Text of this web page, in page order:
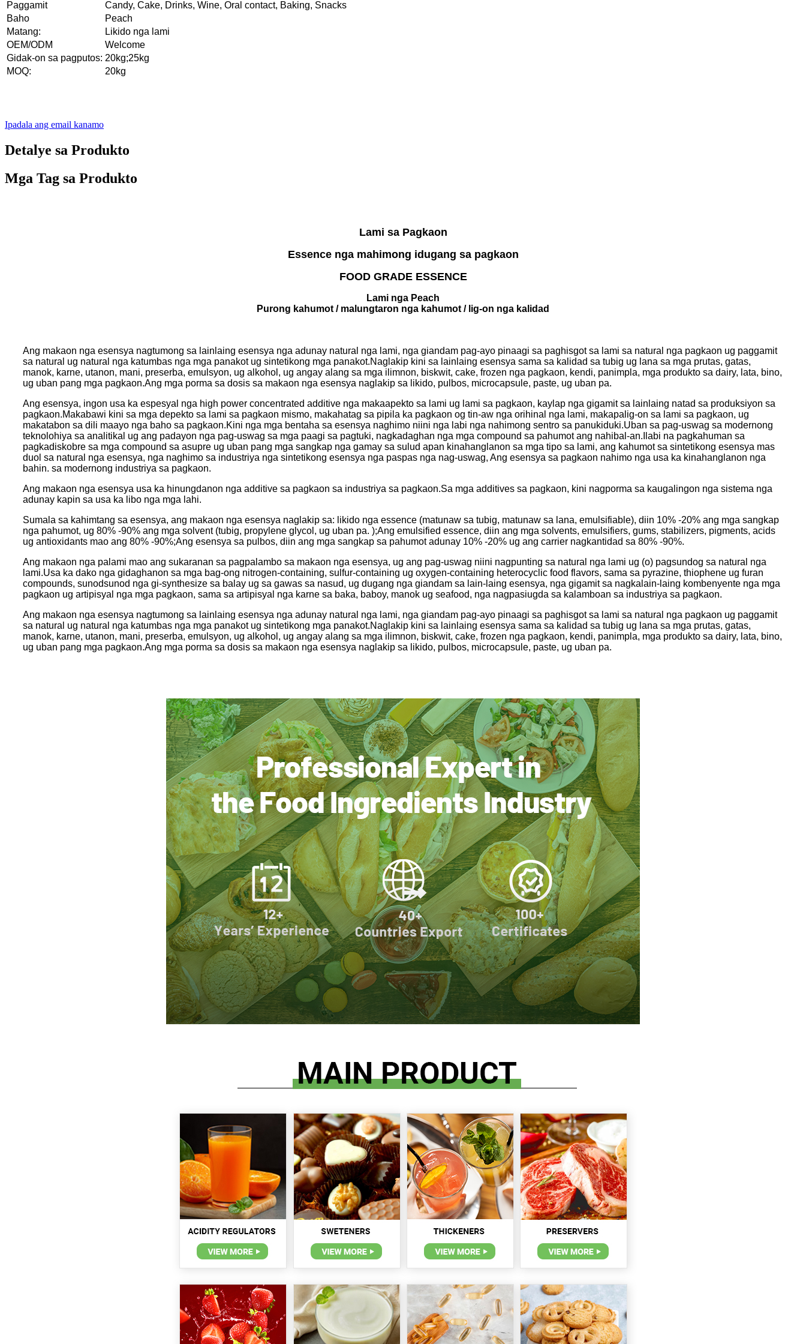
Paggamit
Candy, Cake, Drinks, Wine, Oral contact, Baking, Snacks
Baho
Peach
Matang:
Likido nga lami
OEM/ODM
Welcome
Gidak-on sa pagputos: 20kg;25kg
MOQ:
20kg
Ipadala ang email kanamo
Detalye sa Produkto
Mga Tag sa Produkto
Lami sa Pagkaon
Essence nga mahimong idugang sa pagkaon
FOOD GRADE ESSENCE
Lami nga Peach
Purong kahumot / malungtaron nga kahumot / lig-on nga kalidad
Ang makaon nga esensya nagtumong sa lainlaing esensya nga adunay natural nga lami, nga giandam pag-ayo pinaagi sa paghisgot sa lami sa natural nga pagkaon ug paggamit
sa natural ug natural nga katumbas nga mga panakot ug sintetikong mga panakot.Naglakip kini sa lainlaing esensya sama sa kalidad sa tubig ug lana sa mga prutas, gatas,
manok, karne, utanon, mani, preserba, emulsyon, ug alkohol, ug angay alang sa mga ilimnon, biskwit, cake, frozen nga pagkaon, kendi, panimpla, mga produkto sa dairy, lata, bino,
ug uban pang mga pagkaon.Ang mga porma sa dosis sa makaon nga esensya naglakip sa likido, pulbos, microcapsule, paste, ug uban pa.
Ang esensya, ingon usa ka espesyal nga high power concentrated additive nga makaapekto sa lami ug lami sa pagkaon, kaylap nga gigamit sa lainlaing natad sa produksiyon sa
pagkaon.Makabawi kini sa mga depekto sa lami sa pagkaon mismo, makahatag sa pipila ka pagkaon og tin-aw nga orihinal nga lami, makapalig-on sa lami sa pagkaon, ug
makatabon sa dili maayo nga baho sa pagkaon.Kini nga mga bentaha sa esensya naghimo niini nga labi nga nahimong sentro sa panukiduki.Uban sa pag-uswag sa modernong
teknolohiya sa analitikal ug ang padayon nga pag-uswag sa mga paagi sa pagtuki, nagkadaghan nga mga compound sa pahumot ang nahibal-an.Ilabi na pagkahuman sa
pagkadiskobre sa mga compound sa asupre ug uban pang mga sangkap nga gamay sa sulud apan kinahanglanon sa mga tipo sa lami, ang kahumot sa sintetikong esensya mas
duol sa natural nga esensya, nga naghimo sa industriya nga sintetikong esensya nga paspas nga nag-uswag, Ang esensya sa pagkaon nahimo nga usa ka kinahanglanon nga
bahin. sa modernong industriya sa pagkaon.
Ang makaon nga esensya usa ka hinungdanon nga additive sa pagkaon sa industriya sa pagkaon.Sa mga additives sa pagkaon, kini nagporma sa kaugalingon nga sistema nga
adunay kapin sa usa ka libo nga mga lahi.
Sumala sa kahimtang sa esensya, ang makaon nga esensya naglakip sa: likido nga essence (matunaw sa tubig, matunaw sa lana, emulsifiable), diin 10% -20% ang mga sangkap
nga pahumot, ug 80% -90% ang mga solvent (tubig, propylene glycol, ug uban pa. );Ang emulsified essence, diin ang mga solvents, emulsifiers, gums, stabilizers, pigments, acids
ug antioxidants mao ang 80% -90%;Ang esensya sa pulbos, diin ang mga sangkap sa pahumot adunay 10% -20% ug ang carrier nagkantidad sa 80% -90%.
Ang makaon nga palami mao ang sukaranan sa pagpalambo sa makaon nga esensya, ug ang pag-uswag niini nagpunting sa natural nga lami ug (o) pagsundog sa natural nga
lami.Usa ka dako nga gidaghanon sa mga bag-ong nitrogen-containing, sulfur-containing ug oxygen-containing heterocyclic food flavors, sama sa pyrazine, thiophene ug furan
compounds, sunodsunod nga gi-synthesize sa balay ug sa gawas sa nasud, ug dugang nga giandam sa lain-laing esensya, nga gigamit sa nagkalain-laing kombenyente nga mga
pagkaon ug artipisyal nga mga pagkaon, sama sa artipisyal nga karne sa baka, baboy, manok ug seafood, nga nagpasiugda sa kalamboan sa industriya sa pagkaon.
Ang makaon nga esensya nagtumong sa lainlaing esensya nga adunay natural nga lami, nga giandam pag-ayo pinaagi sa paghisgot sa lami sa natural nga pagkaon ug paggamit
sa natural ug natural nga katumbas nga mga panakot ug sintetikong mga panakot.Naglakip kini sa lainlaing esensya sama sa kalidad sa tubig ug lana sa mga prutas, gatas,
manok, karne, utanon, mani, preserba, emulsyon, ug alkohol, ug angay alang sa mga ilimnon, biskwit, cake, frozen nga pagkaon, kendi, panimpla, mga produkto sa dairy, lata, bino,
ug uban pang mga pagkaon.Ang mga porma sa dosis sa makaon nga esensya naglakip sa likido, pulbos, microcapsule, paste, ug uban pa.